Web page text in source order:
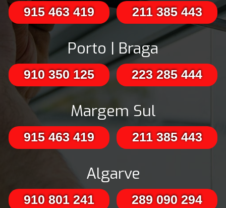
915 463 419 211 385 443
Porto | Braga
910 350 125 223 285 444
Margem Sul
915 463 419 211 385 443
Algarve
910 801 241 289 090 294